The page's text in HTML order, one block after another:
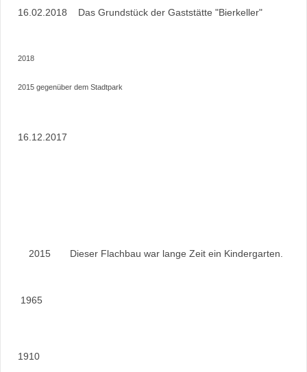
16.02.2018 Das Grundstück der Gaststätte "Bierkeller"
2018
2015 gegenüber dem Stadtpark
16.12.2017
2015 Dieser Flachbau war lange Zeit ein Kindergarten.
1965
1910